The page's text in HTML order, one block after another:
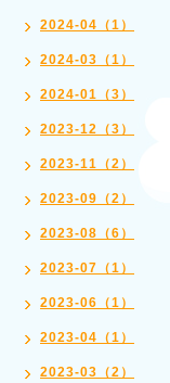
2024-04（1）
2024-03（1）
2024-01（3）
2023-12（3）
2023-11（2）
2023-09（2）
2023-08（6）
2023-07（1）
2023-06（1）
2023-04（1）
2023-03（2）